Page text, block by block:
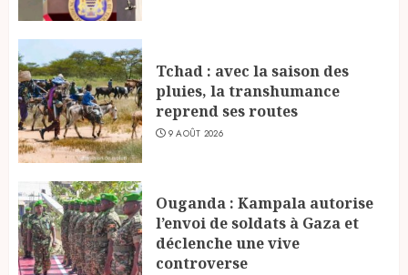
Tchad : avec la saison des
pluies, la transhumance
reprend ses routes
9 AOÛT 2026
Ouganda : Kampala autorise
l’envoi de soldats à Gaza et
déclenche une vive
controverse